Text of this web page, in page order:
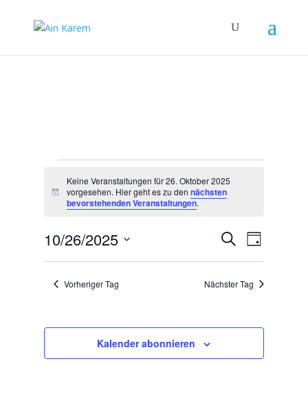
Veranstaltungen
für
26.
Oktober
2025
Hinweis
Keine Veranstaltungen für 26. Oktober 2025
vorgesehen. Hier geht es zu dennächsten
bevorstehenden Veranstaltungen.
Suche
Ansichten,
SucheTag
10/26/2025
Vorheriger Tag Nächster Tag
Kalender abonnieren